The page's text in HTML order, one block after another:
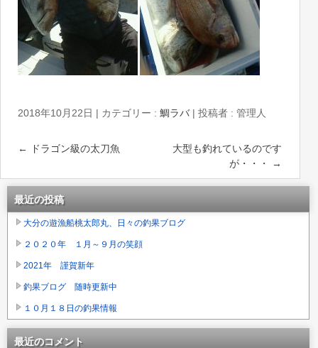
2018年10月22日 | カテゴリー :鯛ラバ |投稿者 : 管理人
← ドラゴン級の太刀魚
大型も釣れているのです
が・・・
→
最近の投稿
大分の遊漁船桃太郎丸、日々の釣果ブログ
２０２０年 １月～９月の笑顔
2021年 謹賀新年
釣果ブログ 随時更新中
１０月１８日の釣果情報
最近のコメント